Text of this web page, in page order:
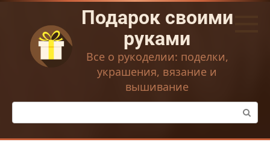
Перейти
контенту
Подарок своими
руками
Все о рукоделии: поделки,
украшения, вязание и
вышивание
Поиск: